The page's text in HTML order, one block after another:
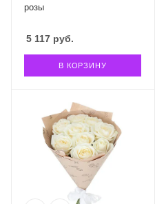
розы
5 117 руб.
В КОРЗИНУ